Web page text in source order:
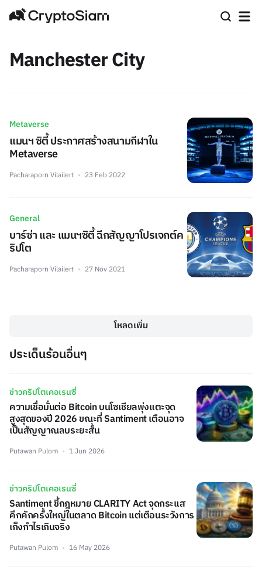
Manchester City
Metaverse
แมนฯ ซิตี้ ประกาศสร้างสนามกีฬาใน
Metaverse
Pacharaporn Vilailert 23 Feb 2022
General
บาร์ซ่า และ แมนฯซิตี้ ฉีกสัญญาโปรเจกต์ค
ริปโต
Pacharaporn Vilailert 27 Nov 2021
โหลดเพิ่ม
ประเด็นร้อนอื่นๆ
ข่าวคริปโตเคอเรนซี่
ความเชื่อมั่นต่อ Bitcoin บนโซเชียลพุ่งแตะจุด
สูงสุดของปี 2026 ขณะที่ Santiment เตือนอาจ
เป็นสัญญาณลบระยะสั้น
Putawan Pulom 1 Jun 2026
ข่าวคริปโตเคอเรนซี่
Santiment ชี้กฎหมาย CLARITY Act จุดกระแส
คึกคักครั้งใหญ่ในตลาด Bitcoin แต่เตือนระวังการ
เก็งกำไรเกินจริง
Putawan Pulom 16 May 2026